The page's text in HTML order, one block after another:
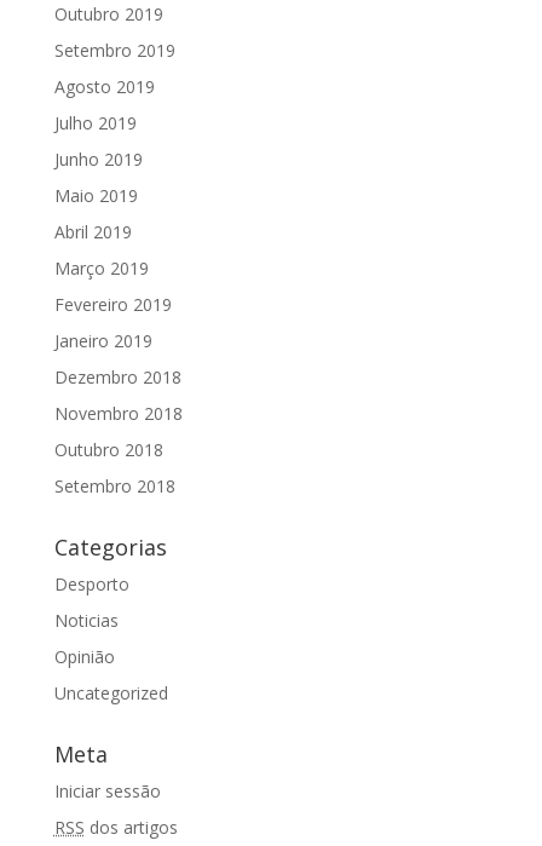
Outubro 2019
Setembro 2019
Agosto 2019
Julho 2019
Junho 2019
Maio 2019
Abril 2019
Março 2019
Fevereiro 2019
Janeiro 2019
Dezembro 2018
Novembro 2018
Outubro 2018
Setembro 2018
Categorias
Desporto
Noticias
Opinião
Uncategorized
Meta
Iniciar sessão
RSS dos artigos